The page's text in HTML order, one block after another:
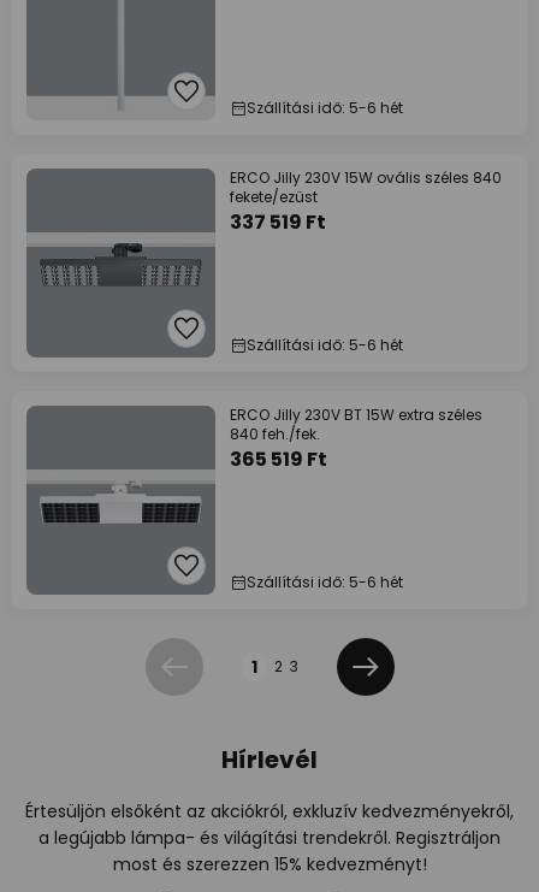
Szállítási idő: 5-6 hét
ERCO Jilly 230V 15W ovális széles 840
fekete/ezüst
337 519 Ft
Szállítási idő: 5-6 hét
ERCO Jilly 230V BT 15W extra széles
840 feh./fek.
365 519 Ft
Szállítási idő: 5-6 hét
Előző 1 2 3
Következő
Hírlevél
Értesüljön elsőként az akciókról, exkluzív kedvezményekről,
a legújabb lámpa- és világítási trendekről. Regisztráljon
most és szerezzen 15% kedvezményt!